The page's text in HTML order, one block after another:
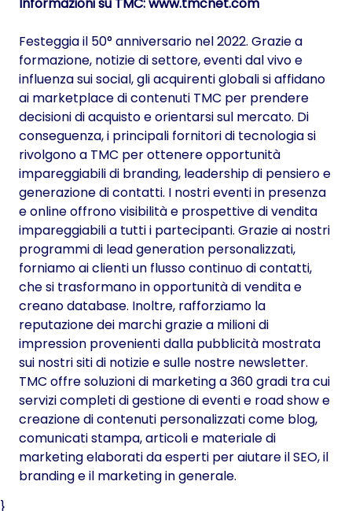
Festeggia il 50° anniversario nel 2022. Grazie a
formazione, notizie di settore, eventi dal vivo e
influenza sui social, gli acquirenti globali si affidano
ai marketplace di contenuti TMC per prendere
decisioni di acquisto e orientarsi sul mercato. Di
conseguenza, i principali fornitori di tecnologia si
rivolgono a TMC per ottenere opportunità
impareggiabili di branding, leadership di pensiero e
generazione di contatti. I nostri eventi in presenza
e online offrono visibilità e prospettive di vendita
impareggiabili a tutti i partecipanti. Grazie ai nostri
programmi di lead generation personalizzati,
forniamo ai clienti un flusso continuo di contatti,
che si trasformano in opportunità di vendita e
creano database. Inoltre, rafforziamo la
reputazione dei marchi grazie a milioni di
impression provenienti dalla pubblicità mostrata
sui nostri siti di notizie e sulle nostre newsletter.
TMC offre soluzioni di marketing a 360 gradi tra cui
servizi completi di gestione di eventi e road show e
creazione di contenuti personalizzati come blog,
comunicati stampa, articoli e materiale di
marketing elaborati da esperti per aiutare il SEO, il
branding e il marketing in generale.
}